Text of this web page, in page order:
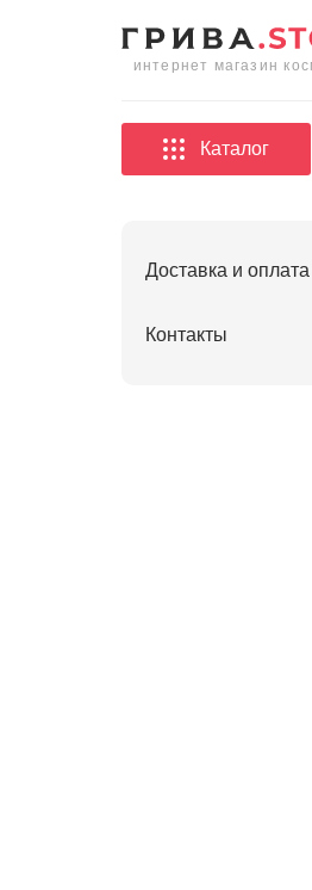
интернет магазин
Каталог
Доставка и оплата
Контакты